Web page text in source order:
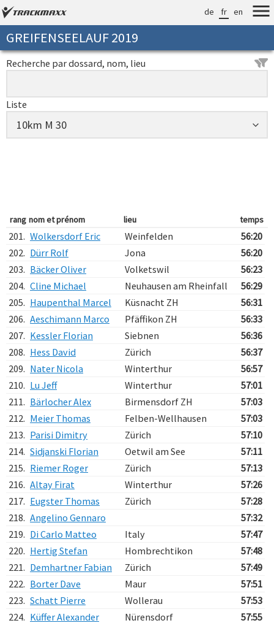
de fr en
GREIFENSEELAUF 2019
Recherche par dossard, nom, lieu
Liste
rang nom et prénom lieu temps
201. Wolkersdorf Eric Weinfelden
56:20
202. Dürr Rolf Jona
56:20
203. Bäcker Oliver Volketswil
56:23
204. Cline Michael Neuhausen am Rheinfall
56:29
205. Haupenthal Marcel Küsnacht ZH
56:31
206. Aeschimann Marco Pfäffikon ZH
56:33
207. Kessler Florian Siebnen
56:36
208. Hess David Zürich
56:37
209. Nater Nicola Winterthur
56:57
210. Lu Jeff Winterthur
57:01
211. Bärlocher Alex Birmensdorf ZH
57:03
212. Meier Thomas Felben-Wellhausen
57:03
213. Parisi Dimitry Zürich
57:10
214. Sidjanski Florian Oetwil am See
57:11
215. Riemer Roger Zürich
57:13
216. Altay Firat Winterthur
57:26
217. Eugster Thomas Zürich
57:28
218. Angelino Gennaro
57:32
219. Di Carlo Matteo Italy
57:47
220. Hertig Stefan Hombrechtikon
57:48
221. Demhartner Fabian Zürich
57:49
222. Borter Dave Maur
57:51
223. Schatt Pierre Wollerau
57:53
224. Küffer Alexander Nürensdorf
57:55